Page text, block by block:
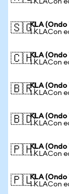
1 KLACon
🇸🇬KLA
1 KLACon
🇨🇭KLA (Ondo
1 KLACon
🇧🇷KLA
1 KLACon
🇧🇩KLA
1 KLACon
🇵🇭KLA
1 KLACon
🇵🇱KLA
1 KLACon